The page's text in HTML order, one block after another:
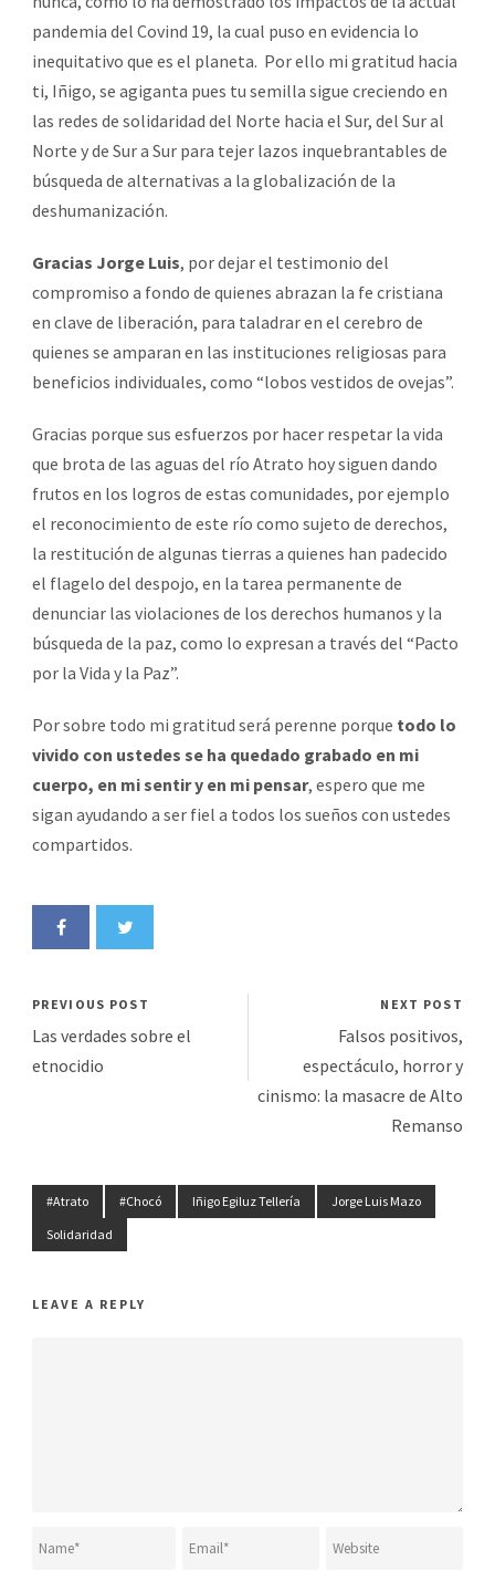
pandemia del Covind 19, la cual puso en evidencia lo
inequitativo que es el planeta. Por ello mi gratitud hacia
ti, Iñigo, se agiganta pues tu semilla sigue creciendo en
las redes de solidaridad del Norte hacia el Sur, del Sur al
Norte y de Sur a Sur para tejer lazos inquebrantables de
búsqueda de alternativas a la globalización de la
deshumanización.
Gracias Jorge Luis, por dejar el testimonio del
compromiso a fondo de quienes abrazan la fe cristiana
en clave de liberación, para taladrar en el cerebro de
quienes se amparan en las instituciones religiosas para
beneficios individuales, como “lobos vestidos de ovejas”.
Gracias porque sus esfuerzos por hacer respetar la vida
que brota de las aguas del río Atrato hoy siguen dando
frutos en los logros de estas comunidades, por ejemplo
el reconocimiento de este río como sujeto de derechos,
la restitución de algunas tierras a quienes han padecido
el flagelo del despojo, en la tarea permanente de
denunciar las violaciones de los derechos humanos y la
búsqueda de la paz, como lo expresan a través del “Pacto
por la Vida y la Paz”.
Por sobre todo mi gratitud será perenne porque todo lo
vivido con ustedes se ha quedado grabado en mi
cuerpo, en mi sentir y en mi pensar, espero que me
sigan ayudando a ser fiel a todos los sueños con ustedes
compartidos.
PREVIOUS POST
Las verdades sobre el
etnocidio
NEXT POST
Falsos positivos,
espectáculo, horror y
cinismo: la masacre de Alto
Remanso
#Atrato #Chocó Iñigo Egiluz Tellería
Jorge Luis Mazo
Solidaridad
LEAVE A REPLY